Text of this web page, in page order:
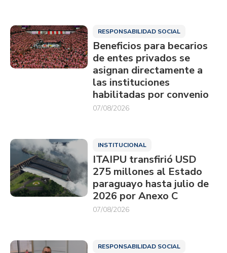
RESPONSABILIDAD SOCIAL
Beneficios para becarios
de entes privados se
asignan directamente a
las instituciones
habilitadas por convenio
07/08/2026
INSTITUCIONAL
ITAIPU transfirió USD
275 millones al Estado
paraguayo hasta julio de
2026 por Anexo C
07/08/2026
RESPONSABILIDAD SOCIAL